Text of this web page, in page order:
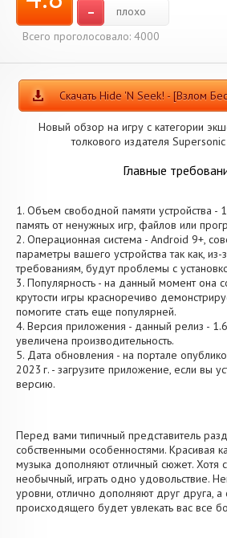
-
плохо
Всего проголосовало: 4000
Скачать Hide 'N Seek! - [Взлом
Новый обзор на игру с категории
толкового издателя
Главные
1. Объем свободной памяти устройства -
память от ненужных игр, файлов или
2. Операционная система - Android 9+,
параметры вашего устройства так как, из-
требованиям, будут проблемы с
3. Популярность - на данный момент она
крутости игры красноречиво
помогите стать еще популярней.
4. Версия приложения - данный релиз -
увеличена производительность.
5. Дата обновления - на портале
2023 г. - загрузите приложение, если вы
версию.
Перед вами типичный представитель
собственными особенностями. Красивая
музыка дополняют отличный сюжет. Хотя
необычный, играть одно удовольствие.
уровни, отлично дополняют друг друга, а
происходящего будет увлекать вас все